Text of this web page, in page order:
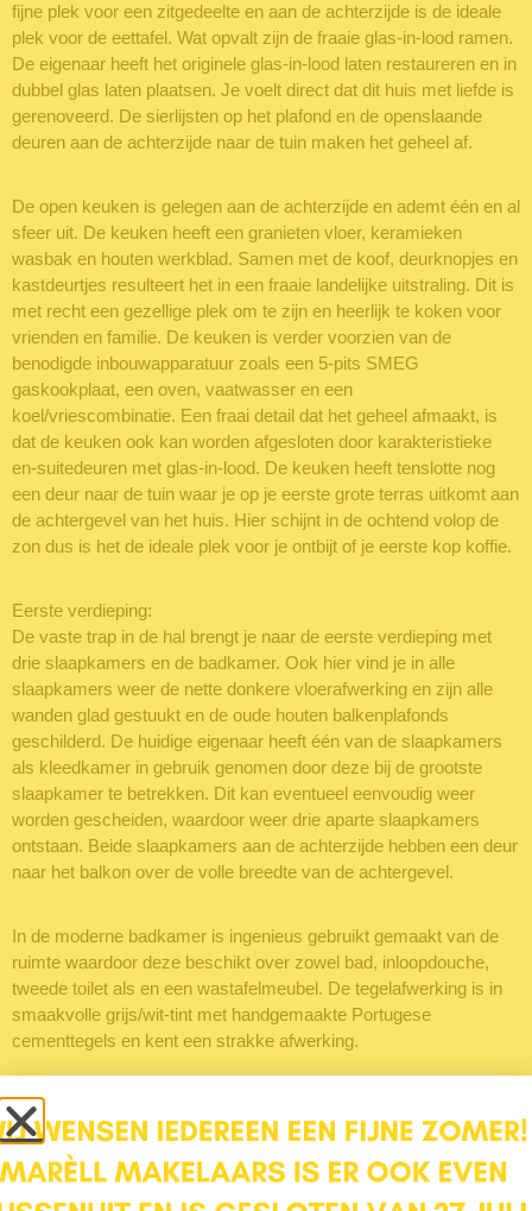
fijne plek voor een zitgedeelte en aan de achterzijde is de ideale
plek voor de eettafel. Wat opvalt zijn de fraaie glas-in-lood ramen.
De eigenaar heeft het originele glas-in-lood laten restaureren en in
dubbel glas laten plaatsen. Je voelt direct dat dit huis met liefde is
gerenoveerd. De sierlijsten op het plafond en de openslaande
deuren aan de achterzijde naar de tuin maken het geheel af.
De open keuken is gelegen aan de achterzijde en ademt één en al
sfeer uit. De keuken heeft een granieten vloer, keramieken
wasbak en houten werkblad. Samen met de koof, deurknopjes en
kastdeurtjes resulteert het in een fraaie landelijke uitstraling. Dit is
met recht een gezellige plek om te zijn en heerlijk te koken voor
vrienden en familie. De keuken is verder voorzien van de
benodigde inbouwapparatuur zoals een 5-pits SMEG
gaskookplaat, een oven, vaatwasser en een
koel/vriescombinatie. Een fraai detail dat het geheel afmaakt, is
dat de keuken ook kan worden afgesloten door karakteristieke
en-suitedeuren met glas-in-lood. De keuken heeft tenslotte nog
een deur naar de tuin waar je op je eerste grote terras uitkomt aan
de achtergevel van het huis. Hier schijnt in de ochtend volop de
zon dus is het de ideale plek voor je ontbijt of je eerste kop koffie.
Eerste verdieping:
De vaste trap in de hal brengt je naar de eerste verdieping met
drie slaapkamers en de badkamer. Ook hier vind je in alle
slaapkamers weer de nette donkere vloerafwerking en zijn alle
wanden glad gestuukt en de oude houten balkenplafonds
geschilderd. De huidige eigenaar heeft één van de slaapkamers
als kleedkamer in gebruik genomen door deze bij de grootste
slaapkamer te betrekken. Dit kan eventueel eenvoudig weer
worden gescheiden, waardoor weer drie aparte slaapkamers
ontstaan. Beide slaapkamers aan de achterzijde hebben een deur
naar het balkon over de volle breedte van de achtergevel.
In de moderne badkamer is ingenieus gebruikt gemaakt van de
ruimte waardoor deze beschikt over zowel bad, inloopdouche,
tweede toilet als en een wastafelmeubel. De tegelafwerking is in
smaakvolle grijs/wit-tint met handgemaakte Portugese
cementtegels en kent een strakke afwerking.
Tweede verdieping:
Via een vaste trap kom je op de zolder. Op de overloop bevindt
zich de CV-ketel (2020) en de aansluitingen voor de wasmachine
en droger en een kleine bergvliering. Tenslotte vind je op deze